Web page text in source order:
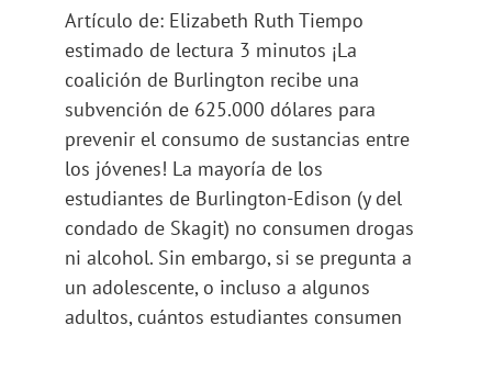
Artículo de: Elizabeth Ruth Tiempo
estimado de lectura 3 minutos ¡La
coalición de Burlington recibe una
subvención de 625.000 dólares para
prevenir el consumo de sustancias entre
los jóvenes! La mayoría de los
estudiantes de Burlington-Edison (y del
condado de Skagit) no consumen drogas
ni alcohol. Sin embargo, si se pregunta a
un adolescente, o incluso a algunos
adultos, cuántos estudiantes consumen